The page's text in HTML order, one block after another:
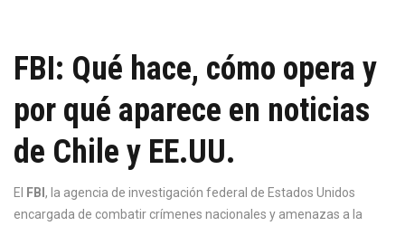
a
c
FBI: Qué hace, cómo opera y
por qué aparece en noticias
de Chile y EE.UU.
El FBI , la agencia de investigación federal de Estados Unidos
encargada de combatir crímenes nacionales y amenazas a la